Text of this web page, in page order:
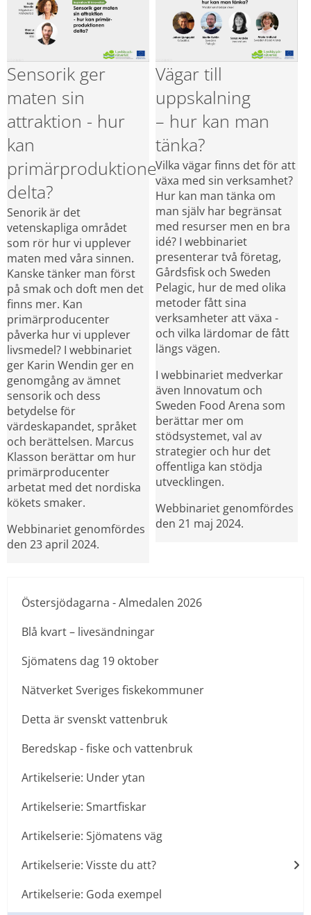
Sensorik ger
maten sin
attraktion - hur
kan
primärproduktionen
delta?
Senorik är det
vetenskapliga området
som rör hur vi upplever
maten med våra sinnen.
Kanske tänker man först
på smak och doft men det
finns mer. Kan
primärproducenter
påverka hur vi upplever
livsmedel? I webbinariet
ger Karin Wendin ger en
genomgång av ämnet
sensorik och dess
betydelse för
värdeskapandet, språket
och berättelsen. Marcus
Klasson berättar om hur
primärproducenter
arbetat med det nordiska
kökets smaker.
Webbinariet genomfördes
den 23 april 2024.
Vägar till
uppskalning
– hur kan man
tänka?
Vilka vägar finns det för att
växa med sin verksamhet?
Hur kan man tänka om
man själv har begränsat
med resurser men en bra
idé? I webbinariet
presenterar två företag,
Gårdsfisk och Sweden
Pelagic, hur de med olika
metoder fått sina
verksamheter att växa -
och vilka lärdomar de fått
längs vägen.
I webbinariet medverkar
även Innovatum och
Sweden Food Arena som
berättar mer om
stödsystemet, val av
strategier och hur det
offentliga kan stödja
utvecklingen.
Webbinariet genomfördes
den 21 maj 2024.
Östersjödagarna - Almedalen 2026
Blå kvart – livesändningar
Sjömatens dag 19 oktober
Nätverket Sveriges fiskekommuner
Detta är svenskt vattenbruk
Beredskap - fiske och vattenbruk
Artikelserie: Under ytan
Artikelserie: Smartfiskar
Artikelserie: Sjömatens väg
Artikelserie: Visste du att?
Artikelserie: Goda exempel